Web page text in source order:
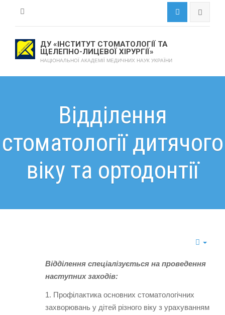
ДУ «ІНСТИТУТ СТОМАТОЛОГІЇ ТА
ЩЕЛЕПНО-ЛИЦЕВОЇ ХІРУРГІЇ»
НАЦІОНАЛЬНОЇ АКАДЕМІЇ МЕДИЧНИХ НАУК УКРАЇНИ
Відділення
стоматології дитячого
віку та ортодонтії
Відділення спеціалізується на проведення
наступних заходів:
1. Профілактика основних стоматологічних
захворювань у дітей різного віку з урахуванням